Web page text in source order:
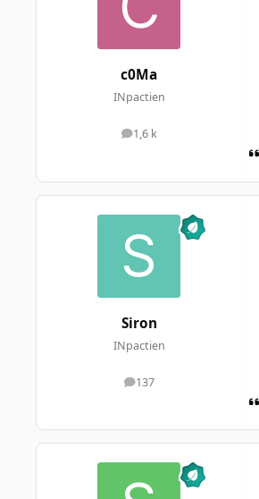
c0Ma
INpactien
1,6 k
messages
Siron
INpactien
137
messages